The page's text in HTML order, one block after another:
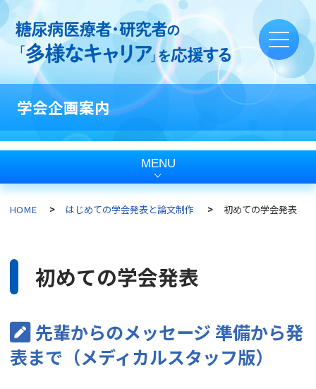
学会企画案内
MENU
HOME はじめての学会発表と論文制作 初めての学会発表
初めての学会発表
先輩からのメッセージ 準備から発
表まで（メディカルスタッフ版）